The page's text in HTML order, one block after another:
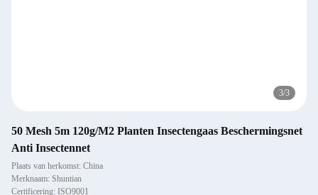
3/3
50 Mesh 5m 120g/M2 Planten Insectengaas Beschermingsnet
Anti Insectennet
Plaats van herkomst: China
Merknaam: Shuntian
Certificering: ISO9001